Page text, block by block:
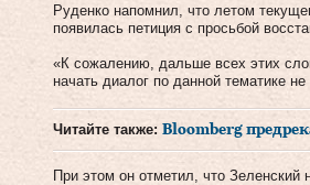
Руденко напомнил, что летом
появилась петиция с просьбой
«К сожалению, дальше всех этих
начать диалог по данной тематике
Читайте также: Bloomberg
При этом он отметил, что Зеленский